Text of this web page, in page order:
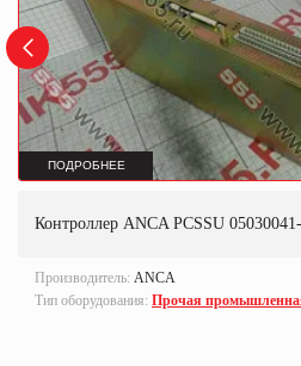
ПОДРОБНЕЕ
Контроллер ANCA PCSSU
Производитель: ANCA
Тип оборудования: Прочая